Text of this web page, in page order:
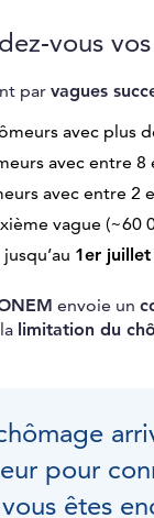
vous
par vagues
avec plus
avec entre
avec entre 2
vague (~60
1er
envoie un
limitation du
pour
vous êtes